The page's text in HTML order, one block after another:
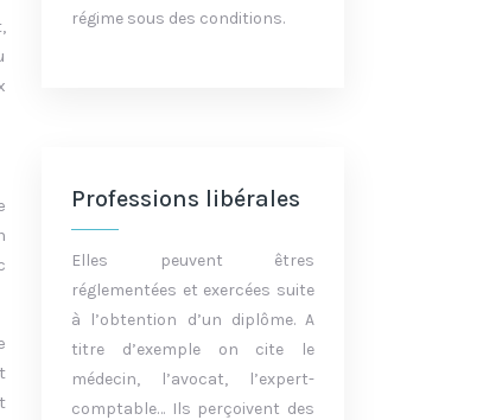
régime sous des conditions.
Professions libérales
Elles peuvent êtres
réglementées et exercées suite
à l’obtention d’un diplôme. A
titre d’exemple on cite le
médecin, l’avocat, l’expert-
comptable… Ils perçoivent des